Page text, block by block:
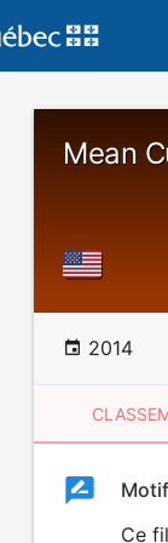
Mean
2014
Ce